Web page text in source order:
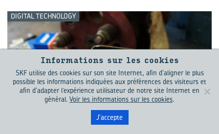
DIGITAL TECHNOLOGY
Informations sur les cookies
SKF utilise des cookies sur son site Internet, afin d'aligner le plus
possible les informations indiquées aux préférences des visiteurs et
afin d'adapter l’expérience utilisateur de notre site Internet en
général. Voir les informations sur les cookies.
J'accepte